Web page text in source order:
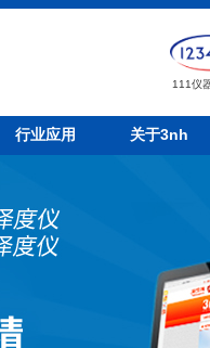
111仪
行业应用 关于3nh